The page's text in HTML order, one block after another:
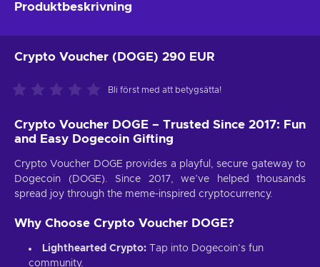
Produktbeskrivning
Crypto Voucher (DOGE) 290 EUR
Bli först med att betygsätta!
Crypto Voucher DOGE – Trusted Since 2017: Fun
and Easy Dogecoin Gifting
Crypto Voucher DOGE provides a playful, secure gateway to
Dogecoin (DOGE). Since 2017, we’ve helped thousands
spread joy through the meme-inspired cryptocurrency.
Why Choose Crypto Voucher DOGE?
Lighthearted Crypto: Tap into Dogecoin’s fun
community.